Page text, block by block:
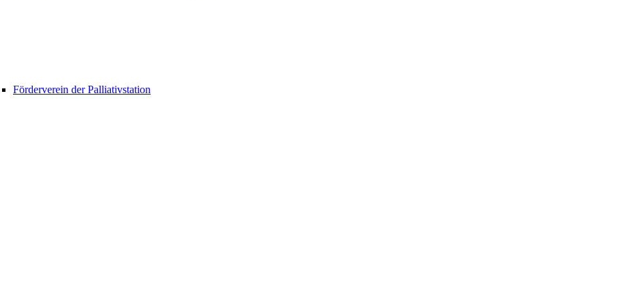
Förderverein der Palliativstation